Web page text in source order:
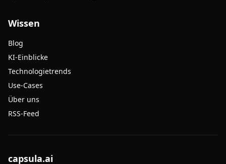
Wissen
Blog
KI-Einblicke
Technologietrends
Use-Cases
Über uns
RSS-Feed
capsula.ai